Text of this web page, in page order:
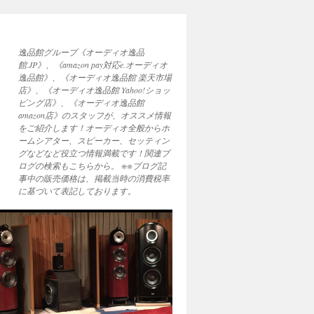
逸品館グループ《オーディオ逸品
館.JP》、《amazon pay対応e.オーディオ
逸品館》、《オーディオ逸品館 楽天市場
店》、《オーディオ逸品館 Yahoo!ショッ
ピング店》、《オーディオ逸品館
amazon店》のスタッフが、オススメ情報
をご紹介します！オーディオ全般からホ
ームシアター、スピーカー、セッティン
グなどなど役立つ情報満載です！関連ブ
ログの検索もこちらから。 ※※ブログ記
事中の販売価格は、掲載当時の消費税率
に基づいて表記しております。